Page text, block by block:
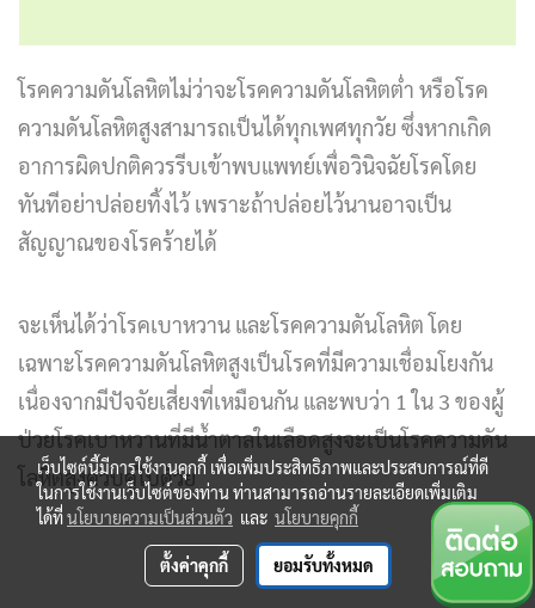
โรคความดันโลหิตไม่ว่าจะโรคความดันโลหิตต่ำ หรือโรค
ความดันโลหิตสูงสามารถเป็นได้ทุกเพศทุกวัย ซึ่งหากเกิด
อาการผิดปกติควรรีบเข้าพบแพทย์เพื่อวินิจฉัยโรคโดย
ทันทีอย่าปล่อยทิ้งไว้ เพราะถ้าปล่อยไว้นานอาจเป็น
สัญญาณของโรคร้ายได้
จะเห็นได้ว่าโรคเบาหวาน และโรคความดันโลหิต โดย
เฉพาะโรคความดันโลหิตสูงเป็นโรคที่มีความเชื่อมโยงกัน
เนื่องจากมีปัจจัยเสี่ยงที่เหมือนกัน และพบว่า 1 ใน 3 ของผู้
ป่วยโรคเบาหวานที่มีน้ำตาลในเลือดสูงจะเป็นโรคความดัน
โลหิตสูงควบคู่ไปด้วย
เว็บไซต์นี้มีการใช้งานคุกกี้ เพื่อเพิ่มประสิทธิภาพและประสบการณ์ที่ดี
ในการใช้งานเว็บไซต์ของท่าน ท่านสามารถอ่านรายละเอียดเพิ่มเติม
ได้ที่นโยบายความเป็นส่วนตัว และ นโยบายคุกกี้
ตั้งค่าคุกกี้ ยอมรับทั้งหมด